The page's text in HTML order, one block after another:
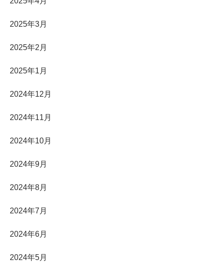
2025年3月
2025年2月
2025年1月
2024年12月
2024年11月
2024年10月
2024年9月
2024年8月
2024年7月
2024年6月
2024年5月